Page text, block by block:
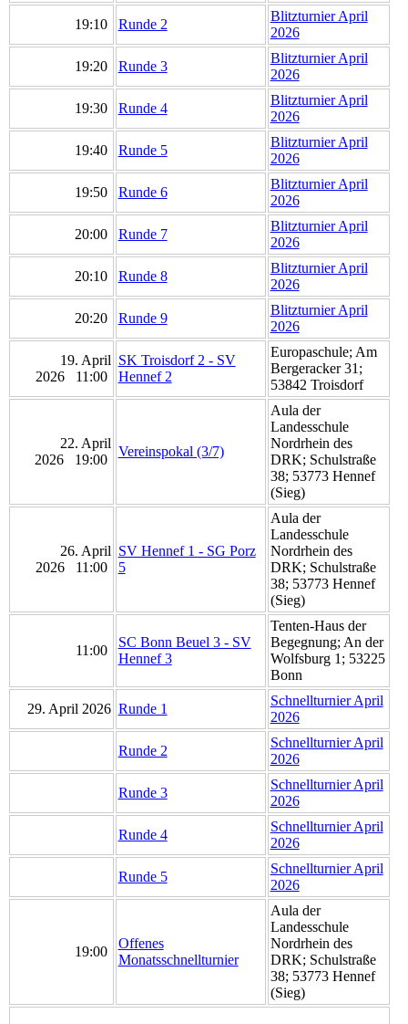
19:10 Runde 2
Blitzturnier April
2026
19:20 Runde 3
Blitzturnier April
2026
19:30 Runde 4
Blitzturnier April
2026
19:40 Runde 5
Blitzturnier April
2026
19:50 Runde 6
Blitzturnier April
2026
20:00 Runde 7
Blitzturnier April
2026
20:10 Runde 8
Blitzturnier April
2026
20:20 Runde 9
Blitzturnier April
2026
19. April
2026 11:00
SK Troisdorf 2 - SV
Hennef 2
Europaschule; Am
Bergeracker 31;
53842 Troisdorf
22. April
2026 19:00
Vereinspokal (3/7)
Aula der
Landesschule
Nordrhein des
DRK; Schulstraße
38; 53773 Hennef
(Sieg)
26. April
2026 11:00
SV Hennef 1 - SG Porz
5
Aula der
Landesschule
Nordrhein des
DRK; Schulstraße
38; 53773 Hennef
(Sieg)
11:00
SC Bonn Beuel 3 - SV
Hennef 3
Tenten-Haus der
Begegnung; An der
Wolfsburg 1; 53225
Bonn
29. April 2026 Runde 1
Schnellturnier April
2026
Runde 2
Schnellturnier April
2026
Runde 3
Schnellturnier April
2026
Runde 4
Schnellturnier April
2026
Runde 5
Schnellturnier April
2026
19:00
Offenes
Monatsschnellturnier
Aula der
Landesschule
Nordrhein des
DRK; Schulstraße
38; 53773 Hennef
(Sieg)